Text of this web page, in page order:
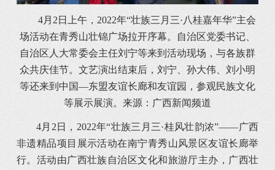
4月2日上午，2022年“壮族三月三·八桂嘉年华”主会
场活动在青秀山壮锦广场拉开序幕。自治区党委书记、
自治区人大常委会主任刘宁等来到活动现场，与各族群
众共庆佳节。文艺演出结束后，刘宁、孙大伟、刘小明
等还来到中国—东盟友谊长廊和友谊园，参观民族文化
等展示展演。来源：广西新闻频道
4月2日，2022年“壮族三月三·桂风壮韵浓”——广西
非遗精品项目展示活动在南宁青秀山风景区友谊长廊举
行。活动由广西壮族自治区文化和旅游厅主办，广西壮